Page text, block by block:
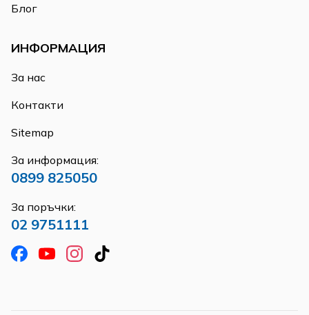
Блог
ИНФОРМАЦИЯ
За нас
Контакти
Sitemap
За информация:
0899 825050
За поръчки:
02 9751111